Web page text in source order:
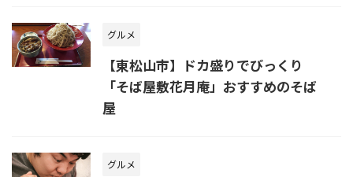
グルメ
【東松山市】ドカ盛りでびっくり
「そば屋敷花月庵」おすすめのそば
屋
グルメ